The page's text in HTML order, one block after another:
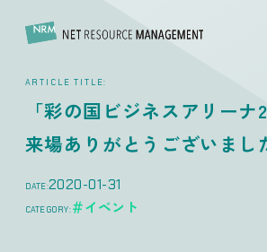
ARTICLE TITLE:
「彩の国ビジネスアリーナ
来場ありがとうございまし
DATE:2020-01-31
CATEGORY:＃イベント